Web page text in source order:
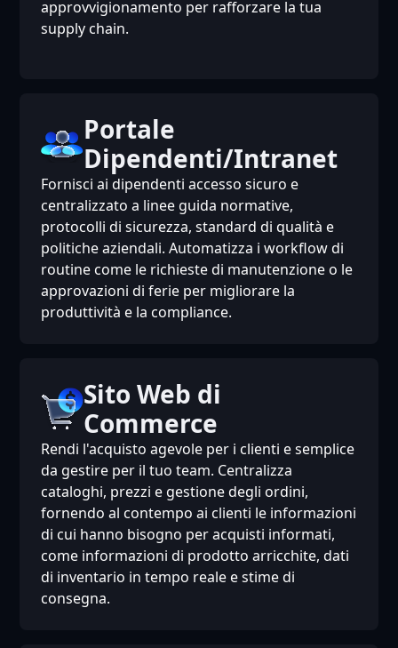
approvvigionamento per rafforzare la tua
supply chain.
Portale
Dipendenti/Intranet
Fornisci ai dipendenti accesso sicuro e
centralizzato a linee guida normative,
protocolli di sicurezza, standard di qualità e
politiche aziendali. Automatizza i workflow di
routine come le richieste di manutenzione o le
approvazioni di ferie per migliorare la
produttività e la compliance.
Sito Web di
Commerce
Rendi l'acquisto agevole per i clienti e semplice
da gestire per il tuo team. Centralizza
cataloghi, prezzi e gestione degli ordini,
fornendo al contempo ai clienti le informazioni
di cui hanno bisogno per acquisti informati,
come informazioni di prodotto arricchite, dati
di inventario in tempo reale e stime di
consegna.